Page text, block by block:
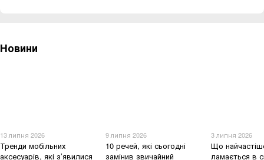
Новини
13 липня 2026
Тренди мобільних
аксесуарів, які з’явилися
9 липня 2026
10 речей, які сьогодні
замінив звичайний
3 липня 2026
Що
ламається в